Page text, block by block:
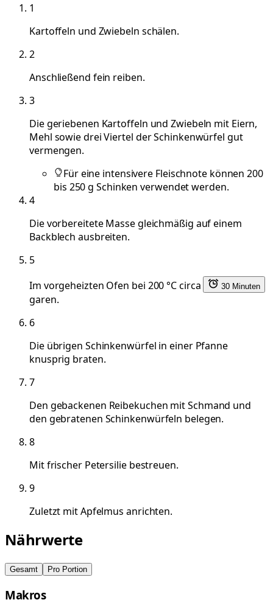
1
Kartoffeln und Zwiebeln schälen.
2
Anschließend fein reiben.
3
Die geriebenen Kartoffeln und Zwiebeln mit Eiern,
Mehl sowie drei Viertel der Schinkenwürfel gut
vermengen.
Für eine intensivere Fleischnote können 200
bis 250 g Schinken verwendet werden.
4
Die vorbereitete Masse gleichmäßig auf einem
Backblech ausbreiten.
5
Im vorgeheizten Ofen bei 200 °C circa
30 Minuten
garen.
6
Die übrigen Schinkenwürfel in einer Pfanne
knusprig braten.
7
Den gebackenen Reibekuchen mit Schmand und
den gebratenen Schinkenwürfeln belegen.
8
Mit frischer Petersilie bestreuen.
9
Zuletzt mit Apfelmus anrichten.
Nährwerte
Gesamt Pro Portion
Makros